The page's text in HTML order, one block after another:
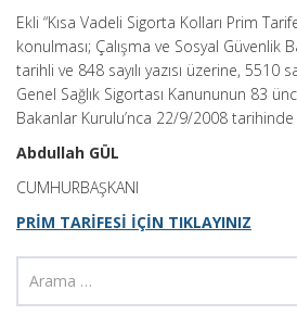
Ekli “Kısa Vadeli Sigorta Kolları Prim
konulması; Çalışma ve Sosyal Güvenlik
tarihli ve 848 sayılı yazısı üzerine, 5510
Genel Sağlık Sigortası Kanununun 83
Bakanlar Kurulu’nca 22/9/2008 tarihinde
Abdullah GÜL
CUMHURBAŞKANI
PRİM TARİFESİ İÇİN TIKLAYINIZ